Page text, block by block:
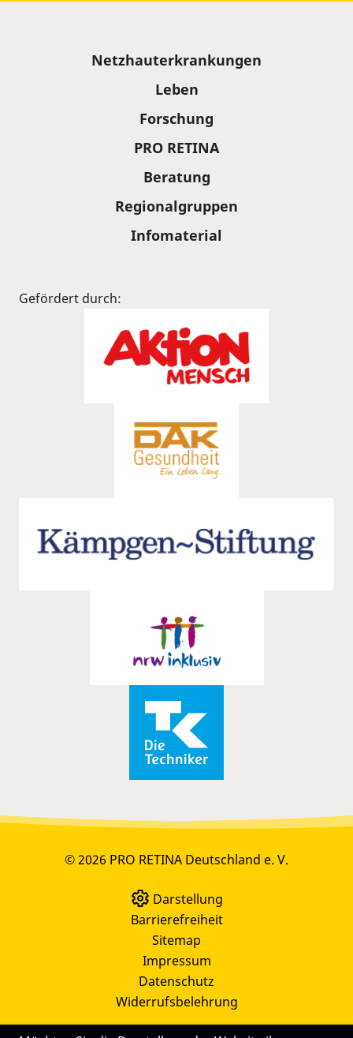
Netzhauterkrankungen
Leben
Forschung
PRO RETINA
Beratung
Regionalgruppen
Infomaterial
Gefördert durch:
© 2026 PRO RETINA Deutschland e. V.
Darstellung
Barrierefreiheit
Sitemap
Impressum
Datenschutz
Widerrufsbelehrung